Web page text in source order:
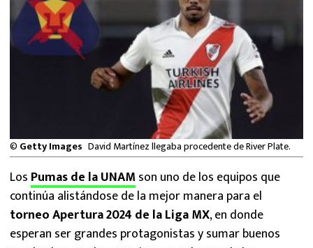
FÓRMULA 1
BOXEO
© Getty Images David Martínez llegaba procedente de River Plate.
Los Pumas de la UNAM son uno de los equipos que
continúa alistándose de la mejor manera para el
torneo Apertura 2024 de la Liga MX, en donde
esperan ser grandes protagonistas y sumar buenos